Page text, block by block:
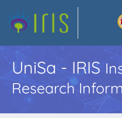
UniSa - IRIS
Research